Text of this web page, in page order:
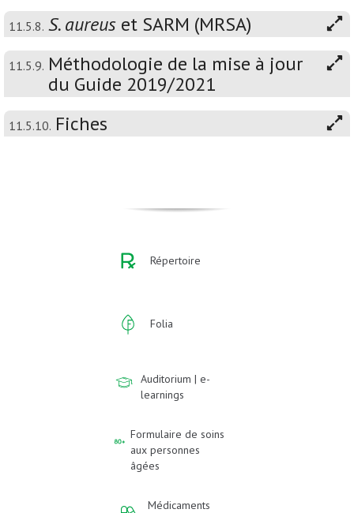
11.5.8. S. aureus et SARM (MRSA)
11.5.9. Méthodologie de la mise à jour
du Guide 2019/2021
11.5.10. Fiches
Répertoire
Folia
Auditorium | e-
learnings
Formulaire de soins
aux personnes
âgées
Médicaments